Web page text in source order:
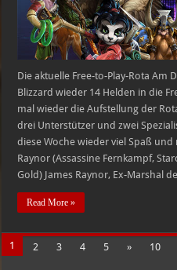
19.03.2018
Die aktuelle Free-to-Play-Rota Am
Blizzard wieder 14 Helden in die
mal wieder die Aufstellung der
drei Unterstützer und zwei
diese Woche wieder viel Spaß
Raynor (Assassine Fernkampf,
Gold) James Raynor, Ex-Marshal
Read More »
1 2 3 4 5 » 10